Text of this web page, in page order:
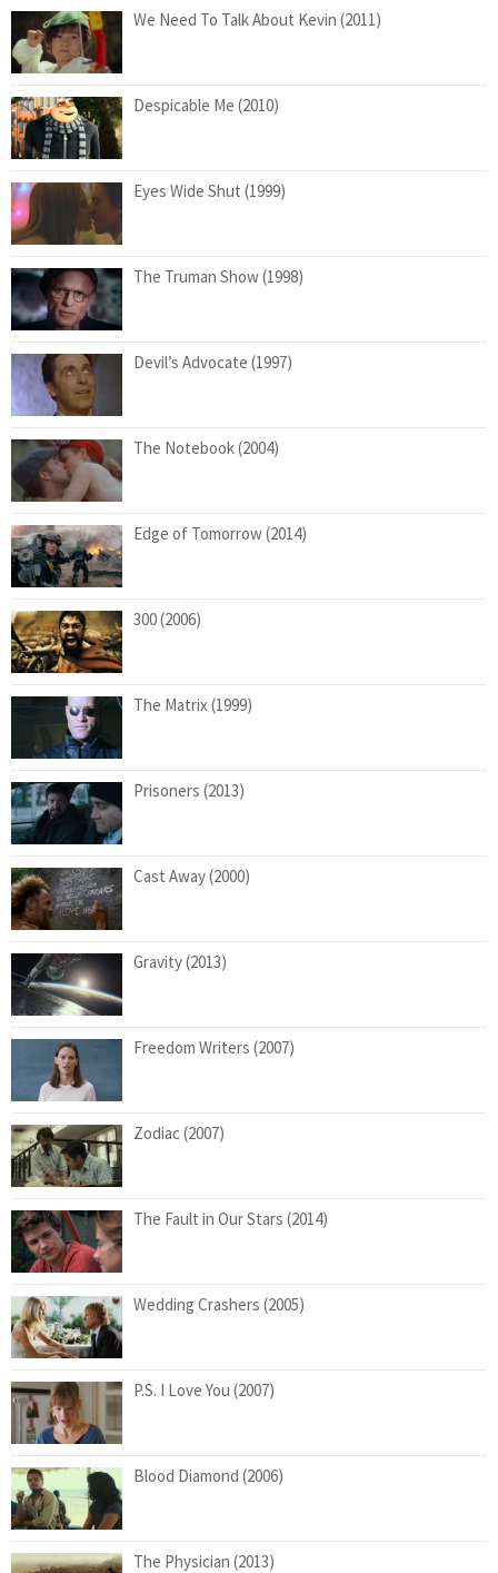
We Need To Talk About Kevin (2011)
Despicable Me (2010)
Eyes Wide Shut (1999)
The Truman Show (1998)
Devil’s Advocate (1997)
The Notebook (2004)
Edge of Tomorrow (2014)
300 (2006)
The Matrix (1999)
Prisoners (2013)
Cast Away (2000)
Gravity (2013)
Freedom Writers (2007)
Zodiac (2007)
The Fault in Our Stars (2014)
Wedding Crashers (2005)
P.S. I Love You (2007)
Blood Diamond (2006)
The Physician (2013)